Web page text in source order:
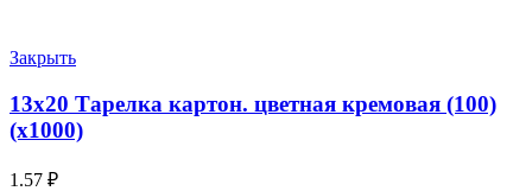
Закрыть
13х20 Тарелка картон. цветная кремовая (100)
(х1000)
1.57 ₽